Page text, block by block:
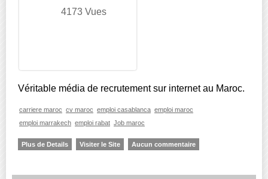
4173 Vues
Véritable média de recrutement sur internet au Maroc.
carriere maroc cv maroc emploi casablanca emploi maroc
emploi marrakech emploi rabat Job maroc
Plus de Details Visiter le Site Aucun commentaire